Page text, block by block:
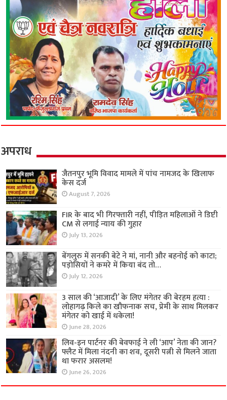
अपराध
जैतनपुर भूमि विवाद मामले में पांच नामजद के खिलाफ
केस दर्ज
August 7, 2026
FIR के बाद भी गिरफ्तारी नहीं, पीड़ित महिलाओं ने डिप्टी
CM से लगाई न्याय की गुहार
July 13, 2026
बेंगलुरु में सनकी बेटे ने मां, नानी और बहनोई को काटा;
पड़ोसियों ने कमरे में किया बंद तो…
July 12, 2026
3 साल की ‘आजादी’ के लिए मंगेतर की बेरहम हत्या :
लोहागढ़ किले का खौफनाक सच, प्रेमी के साथ मिलकर
मंगेतर को खाई में धकेला!
June 28, 2026
लिव-इन पार्टनर की बेवफाई ने ली ‘आप’ नेता की जान?
फ्लैट में मिला नंदनी का शव, दूसरी पत्नी से मिलने जाता
था फरार असलम!
June 26, 2026